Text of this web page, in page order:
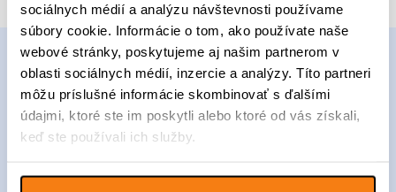
sociálnych médií a analýzu návštevnosti používame
súbory cookie. Informácie o tom, ako používate naše
webové stránky, poskytujeme aj našim partnerom v
oblasti sociálnych médií, inzercie a analýzy. Títo partneri
môžu príslušné informácie skombinovať s ďalšími
údajmi, ktoré ste im poskytli alebo ktoré od vás získali,
keď ste používali ich služby.